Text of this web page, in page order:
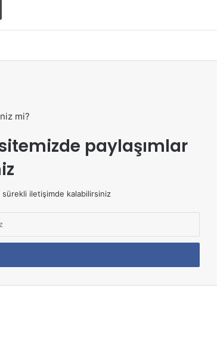
mi?
paylaşımlar
iletişimde kalabilirsiniz